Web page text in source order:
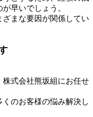
早いでしょう。
まな要因が関係してい
株式会社熊坂組にお任せ
のお客様の悩み解決し